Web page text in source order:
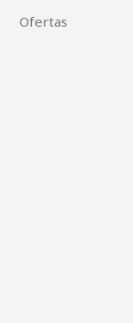
Ofertas